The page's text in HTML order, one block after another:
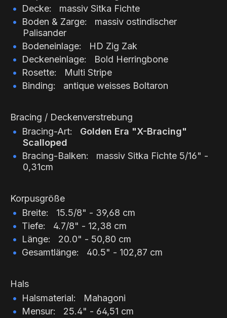
Decke: massiv Sitka Fichte
Boden & Zarge: massiv ostindischer
Palisander
Bodeneinlage: HD Zig Zak
Deckeneinlage: Bold Herringbone
Rosette: Multi Stripe
Binding: antique weisses Boltaron
Bracing / Deckenverstrebung
Bracing-Art: Golden Era "X-Bracing"
Scalloped
Bracing-Balken: massiv Sitka Fichte 5/16" -
0,31cm
Korpusgröße
Breite: 15.5/8" - 39,68 cm
Tiefe: 4.7/8" - 12,38 cm
Länge: 20.0" - 50,80 cm
Gesamtlänge: 40.5" - 102,87 cm
Hals
Halsmaterial: Mahagoni
Mensur: 25.4" - 64,51 cm